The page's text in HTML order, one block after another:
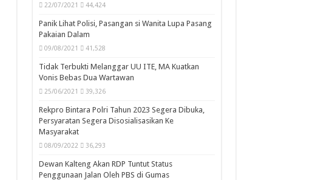
22/07/2021 44,424
Panik Lihat Polisi, Pasangan si Wanita Lupa Pasang
Pakaian Dalam
09/08/2021 41,528
Tidak Terbukti Melanggar UU ITE, MA Kuatkan
Vonis Bebas Dua Wartawan
25/06/2021 39,326
Rekpro Bintara Polri Tahun 2023 Segera Dibuka,
Persyaratan Segera Disosialisasikan Ke
Masyarakat
08/09/2022 36,293
Dewan Kalteng Akan RDP Tuntut Status
Penggunaan Jalan Oleh PBS di Gumas